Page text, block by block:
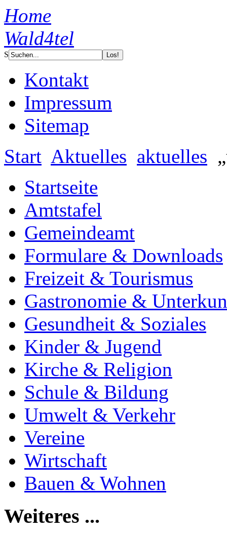
Home
Wald4tel
S
Kontakt
Impressum
Sitemap
Start Aktuelles aktuelles
Startseite
Amtstafel
Gemeindeamt
Formulare & Downloads
Freizeit & Tourismus
Gastronomie &
Gesundheit & Soziales
Kinder & Jugend
Kirche & Religion
Schule & Bildung
Umwelt & Verkehr
Vereine
Wirtschaft
Bauen & Wohnen
Weiteres ...